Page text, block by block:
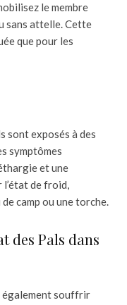
le membre
sans attelle. Cette
que pour les
sont exposés à des
symptômes
et une
l’état de froid,
camp ou une torche.
des Pals dans
également souffrir